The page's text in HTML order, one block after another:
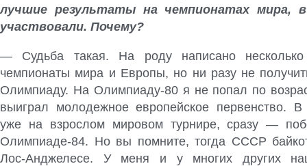
лучшие результаты на чемпионатах мира,
участвовали. Почему?
— Судьба такая. На роду написано несколько
чемпионаты мира и Европы, но ни разу не
Олимпиаду. На Олимпиаду-80 я не попал по
выиграл молодежное европейское первенство.
уже на взрослом мировом турнире, сразу —
Олимпиаде-84. Но вы помните, тогда СССР
Лос-Анджелесе. У меня и у многих других